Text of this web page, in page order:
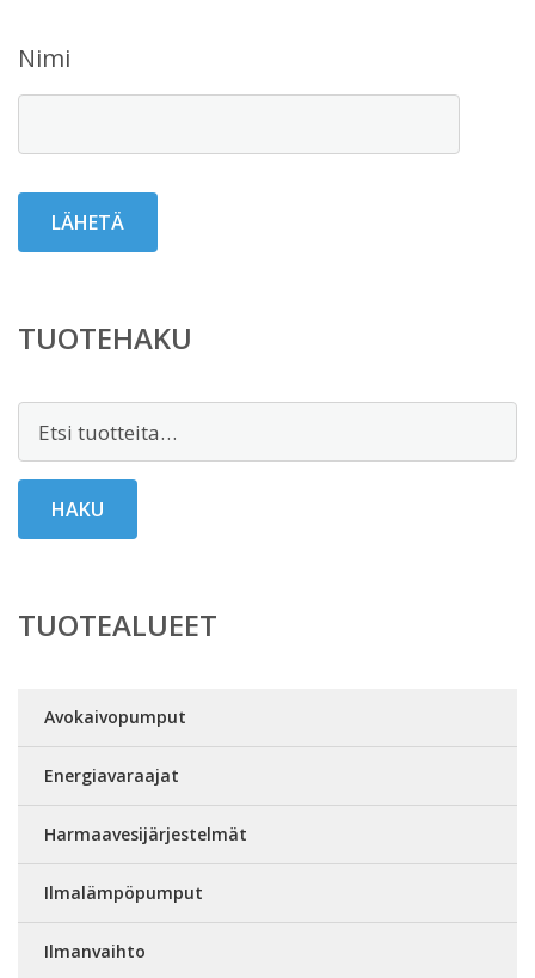
Nimi
TUOTEHAKU
HAKU
TUOTEALUEET
Avokaivopumput
Energiavaraajat
Harmaavesijärjestelmät
Ilmalämpöpumput
Ilmanvaihto